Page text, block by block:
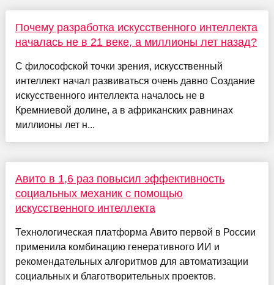
Почему разработка искусственного интеллекта
началась не в 21 веке, а миллионы лет назад?
С философской точки зрения, искусственный
интеллект начал развиваться очень давно Создание
искусственного интеллекта началось не в
Кремниевой долине, а в африканских равнинах
миллионы лет н...
Авито в 1,6 раз повысил эффективность
социальных механик с помощью
искусственного интеллекта
Технологическая платформа Авито первой в России
применила комбинацию генеративного ИИ и
рекомендательных алгоритмов для автоматизации
социальных и благотворительных проектов.